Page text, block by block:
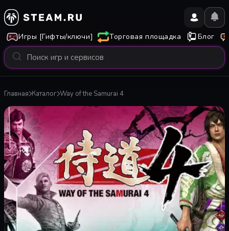
Игры [Гифты/ключи] Торговая площадка Блог
Главная Каталог Way of the Samurai 4